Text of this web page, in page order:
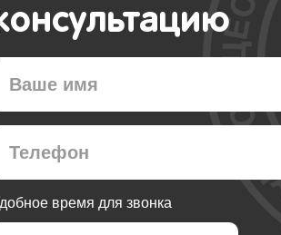
время для звонка